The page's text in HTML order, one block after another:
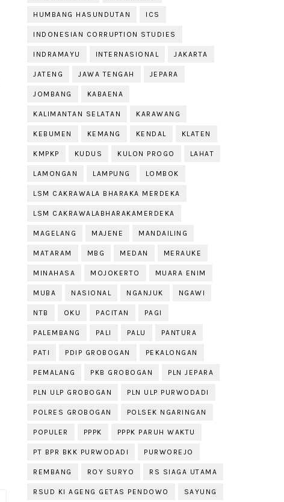
HUMBANG HASUNDUTAN ICS
INDONESIAN CORRUPTION STUDIES
INDRAMAYU INTERNASIONAL JAKARTA
JATENG JAWA TENGAH JEPARA
JOMBANG KABAENA
KALIMANTAN SELATAN KARAWANG
KEBUMEN KEMANG KENDAL KLATEN
KMPKP KUDUS KULON PROGO LAHAT
LAMONGAN LAMPUNG LOMBOK
LSM CAKRAWALA BHARAKA MERDEKA
LSM CAKRAWALABHARAKAMERDEKA
MAGELANG MAJENE MANDAILING
MATARAM MBG MEDAN MERAUKE
MINAHASA MOJOKERTO MUARA ENIM
MUBA NASIONAL NGANJUK NGAWI
NTB OKU PACITAN PAGI
PALEMBANG PALI PALU PANTURA
PATI PDIP GROBOGAN PEKALONGAN
PEMALANG PKB GROBOGAN PLN JEPARA
PLN ULP GROBOGAN PLN ULP PURWODADI
POLRES GROBOGAN POLSEK NGARINGAN
POPULER PPPK PPPK PARUH WAKTU
PT BPR BKK PURWODADI PURWOREJO
REMBANG ROY SURYO RS SIAGA UTAMA
RSUD KI AGENG GETAS PENDOWO SAYUNG